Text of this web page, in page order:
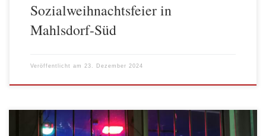
Sozialweihnachtsfeier in
Mahlsdorf-Süd
Veröffentlicht am 23. Dezember 2024